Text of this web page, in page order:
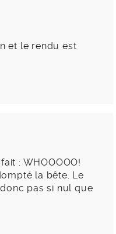
et le rendu est
: WHOOOOO!
la bête. Le
pas si nul que